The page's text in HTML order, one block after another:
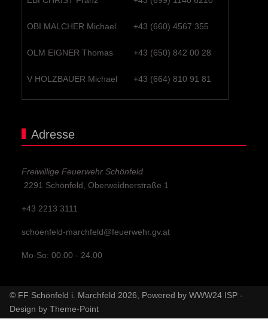
OBI MALCHER Michael +43 (660) 4567 355
OLM EIGNER Thomas +43 (650) 842 00 28
V HOLZBAUER Michael +43 (664) 810 91 81
Adresse
Freiwillige Feuerwehr Schönfeld
2291 Schönfeld, Oberweidnerstraße 1
+43 2213 3111
schoenfeld-marchfeld@feuerwehr.gv.at
Mo-So: 00.00 - 24.00
© FF Schönfeld i. Marchfeld 2026, Powered byWWW24 ISP -
Design byTheme-Point